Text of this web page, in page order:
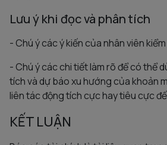
Lưu ý khi đọc và phân tích
- Chú ý các ý kiến của nhân viên
- Chú ý các chi tiết làm rõ để có thể
tích và dự báo xu hướng của khoản
liên tác động tích cực hay tiêu cực
KẾT LUẬN